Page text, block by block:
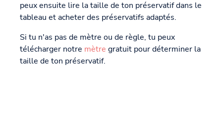
peux ensuite lire la taille de ton préservatif dans le
tableau et acheter des préservatifs adaptés.
Si tu n'as pas de mètre ou de règle, tu peux
télécharger notre mètre gratuit pour déterminer la
taille de ton préservatif.